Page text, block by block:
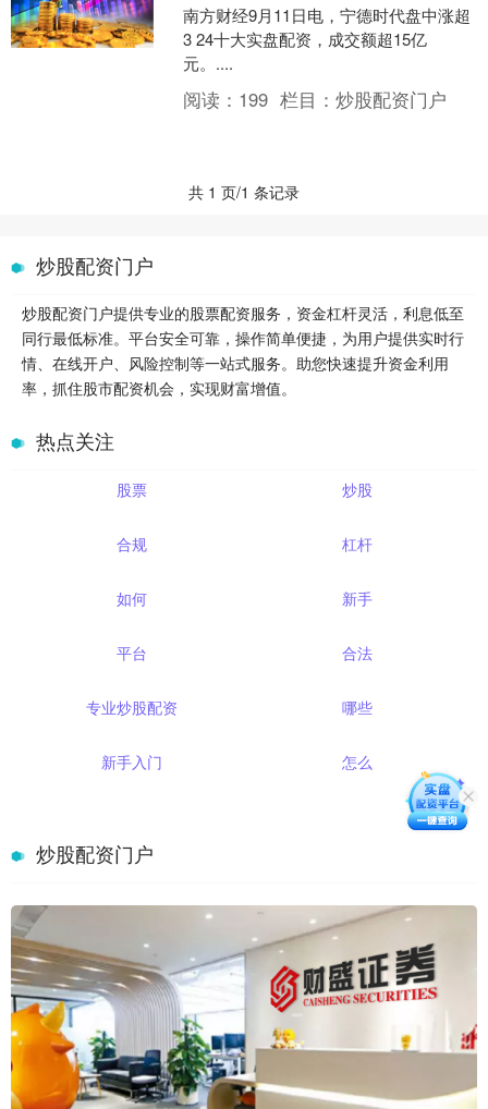
南方财经9月11日电，宁德时代盘中涨超
3 24十大实盘配资，成交额超15亿
元。....
阅读： 199 栏目：炒股配资门户
共 1 页/1 条记录
炒股配资门户
炒股配资门户提供专业的股票配资服务，资金杠杆灵活，利息低至
同行最低标准。平台安全可靠，操作简单便捷，为用户提供实时行
情、在线开户、风险控制等一站式服务。助您快速提升资金利用
率，抓住股市配资机会，实现财富增值。
热点关注
股票 炒股
合规 杠杆
如何 新手
平台 合法
专业炒股配资 哪些
新手入门 怎么
炒股配资门户